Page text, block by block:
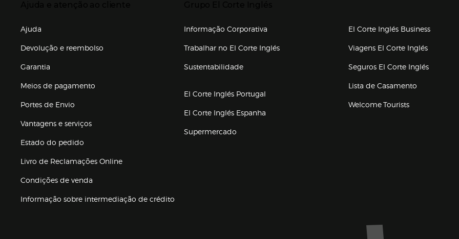
Ajuda
Devolução e reembolso
Garantia
Meios de pagamento
Portes de Envio
Vantagens e serviços
Estado do pedido
Livro de Reclamações Online
Condições de venda
Informação sobre intermediação de crédito
Informação Corporativa
Trabalhar no El Corte Inglés(abre en nueva ventana)
Sustentabilidade
El Corte Inglés Portugal
El Corte Inglés Espanha
Supermercado
El Corte Inglés Business
Viagens El Corte Inglés(abre en
Seguros El Corte Inglés(abre en
Lista de Casamento
Welcome Tourists
Marca El Corte Inglés